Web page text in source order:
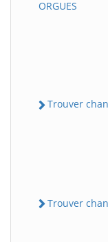
ORGUES
Trouver
Trouver